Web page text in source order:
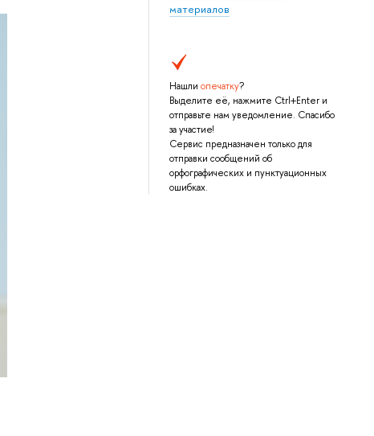
материалов
Нашли опечатку?
Выделите её, нажмите Ctrl+Enter и
отправьте нам уведомление. Спасибо
за участие!
Сервис предназначен только для
отправки сообщений об
орфографических и пунктуационных
ошибках.